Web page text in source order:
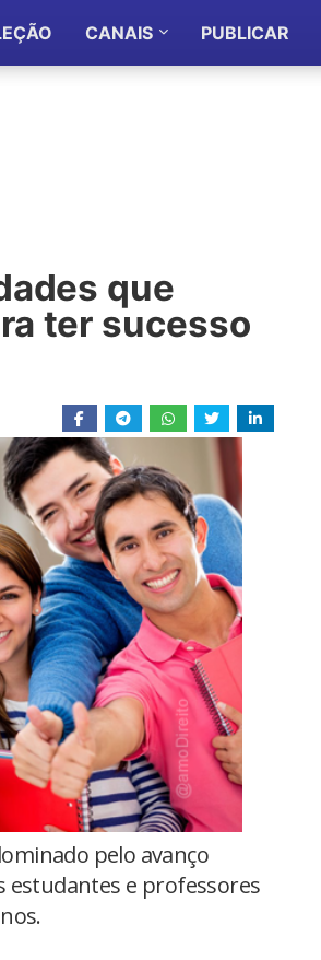
CANAIS PUBLICAR
que
ter sucesso
pelo avanço
estudantes e professores